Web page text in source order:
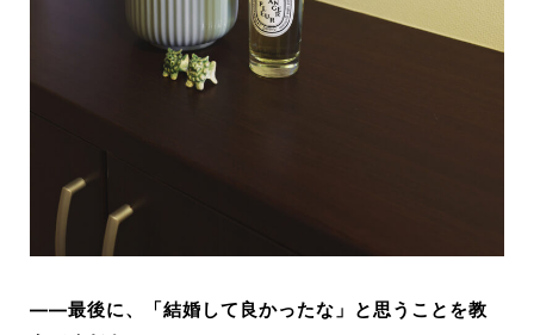
――最後に、「結婚して良かったな」と思うことを教